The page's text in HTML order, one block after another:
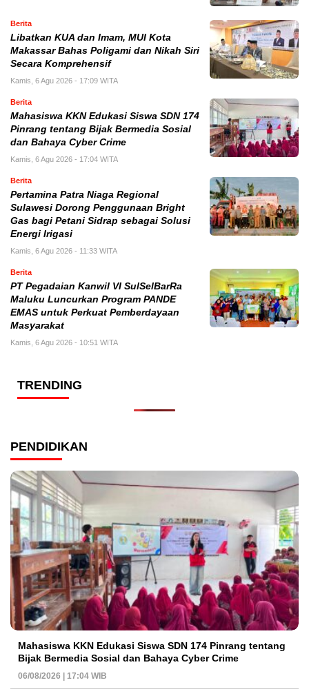
Berita
Libatkan KUA dan Imam, MUI Kota
Makassar Bahas Poligami dan Nikah Siri
Secara Komprehensif
Kamis, 6 Agu 2026 - 17:09 WITA
Berita
Mahasiswa KKN Edukasi Siswa SDN 174
Pinrang tentang Bijak Bermedia Sosial
dan Bahaya Cyber Crime
Kamis, 6 Agu 2026 - 17:04 WITA
Berita
Pertamina Patra Niaga Regional
Sulawesi Dorong Penggunaan Bright
Gas bagi Petani Sidrap sebagai Solusi
Energi Irigasi
Kamis, 6 Agu 2026 - 11:33 WITA
Berita
PT Pegadaian Kanwil VI SulSelBarRa
Maluku Luncurkan Program PANDE
EMAS untuk Perkuat Pemberdayaan
Masyarakat
Kamis, 6 Agu 2026 - 10:51 WITA
TRENDING
PENDIDIKAN
Mahasiswa KKN Edukasi Siswa SDN 174 Pinrang tentang
Bijak Bermedia Sosial dan Bahaya Cyber Crime
06/08/2026 | 17:04 WIB